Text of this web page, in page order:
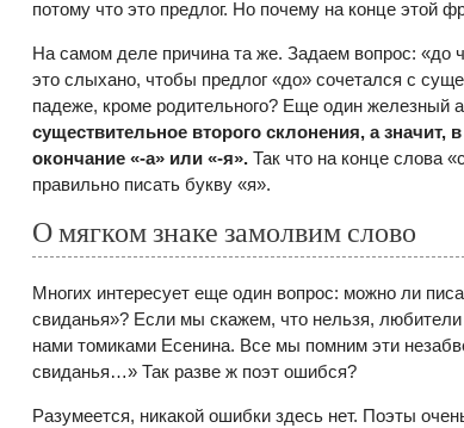
потому что это предлог. Но почему на конце этой
На самом деле причина та же. Задаем вопрос: «до
это слыхано, чтобы предлог «до» сочетался с
падеже, кроме родительного? Еще один железный
существительное второго склонения, а
окончание «-а» или «-я». Так что на конце слова
правильно писать букву «я».
О мягком знаке замолвим слово
Многих интересует еще один вопрос: можно ли
свиданья»? Если мы скажем, что нельзя,
нами томиками Есенина. Все мы помним эти
свиданья…» Так разве ж поэт ошибся?
Разумеется, никакой ошибки здесь нет. Поэты